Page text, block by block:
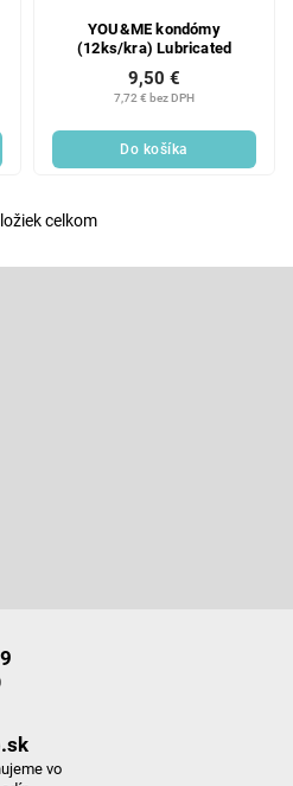
YOU&ME kondómy
(12ks/kra) Lubricated
7,72 € bez DPH
9,50 €
Do košíka
Ocelkom
vo